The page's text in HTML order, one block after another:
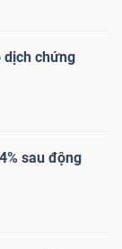
chứng
sau động